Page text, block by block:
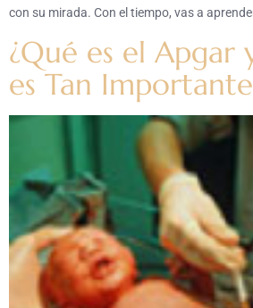
con su mirada. Con el tiempo, vas a
¿Qué es el Apgar
es Tan